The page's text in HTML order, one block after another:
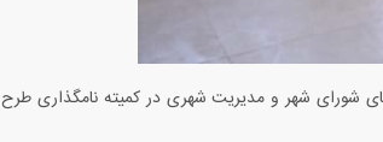
شورای شهر و مدیریت شهری در کمیته نامگذاری طرح